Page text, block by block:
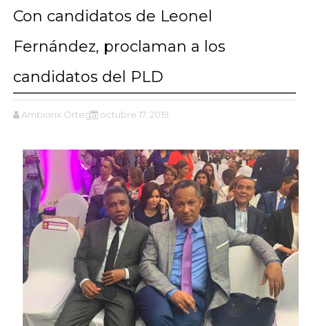
Con candidatos de Leonel
Fernández, proclaman a los
candidatos del PLD
Ambiorix Ortega octubre 17, 2019